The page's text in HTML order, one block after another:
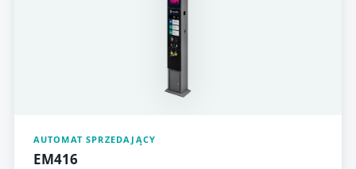
AUTOMAT SPRZEDAJĄCY
EM416